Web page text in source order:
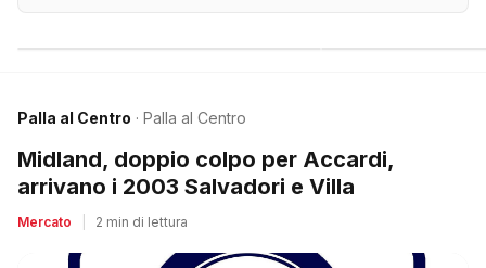
Palla al Centro · Palla al Centro
Midland, doppio colpo per Accardi,
arrivano i 2003 Salvadori e Villa
Mercato 2 min di lettura